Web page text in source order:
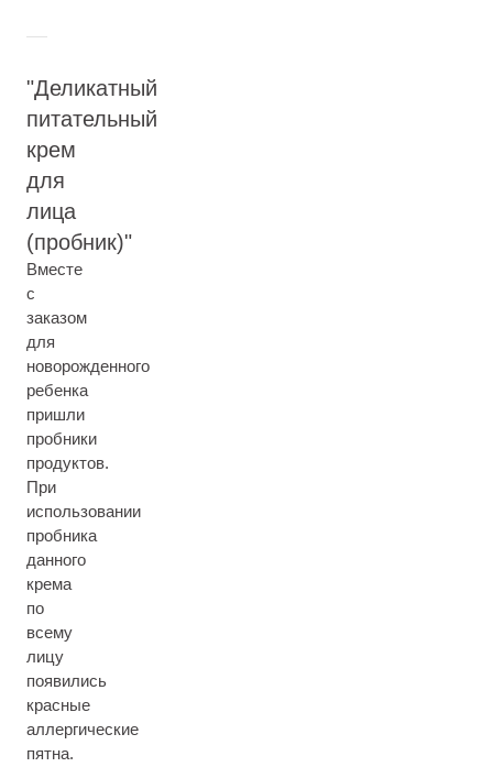
Деликатный
питательный
крем
для
лица
(пробник)
Вместе
с
заказом
для
новорожденного
ребенка
пришли
пробники
продуктов.
При
использовании
пробника
данного
крема
по
всему
лицу
появились
красные
аллергические
пятна.